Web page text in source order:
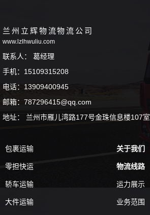
兰州立辉物流物流公司
www.lzlhwuliu.com
联系人： 葛经理
手机：15109315208
电话：13909400945
邮箱：787296415@qq.com
地址： 兰州市雁儿湾路177号金珠信息楼107室
包裹运输
零担快运
轿车运输
大件运输
关于我们
物流线路
运力展示
业务范围